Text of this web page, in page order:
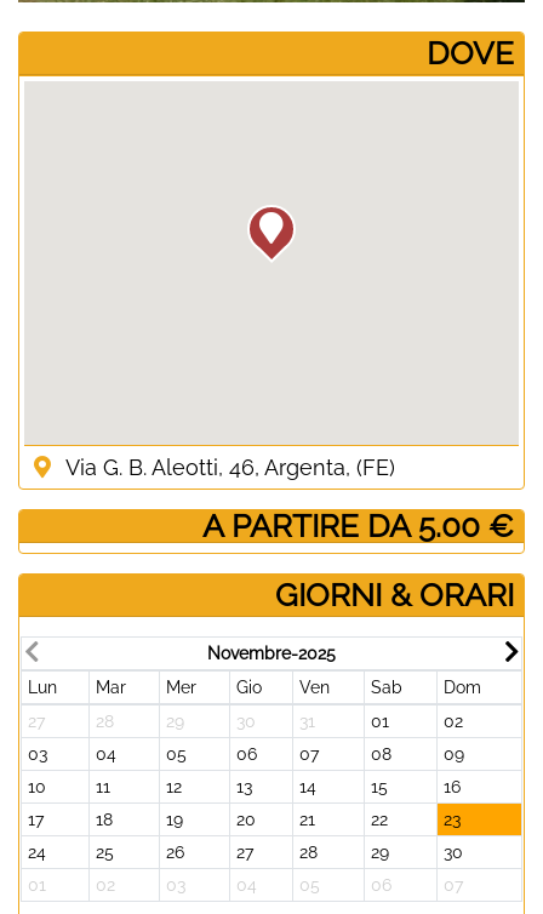
­DOVE
Via G. B. Aleotti, 46, Argenta, (FE)
­ A PARTIRE DA 5.00 €
GIORNI & ORARI
Novembre-2025
Lun
Mar Mer Gio Ven Sab
Dom
27
28 29 30 31 01
02
03
04 05 06 07 08
09
10
11 12 13 14 15
16
17
18 19 20 21 22
23
24
25 26 27 28 29
30
01
02 03 04 05 06 07